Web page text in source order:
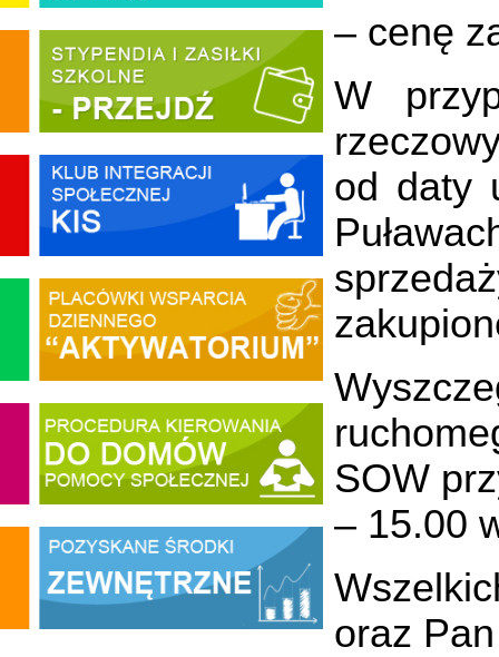
– cenę
W
od daty
SOW
– 15.00
oraz